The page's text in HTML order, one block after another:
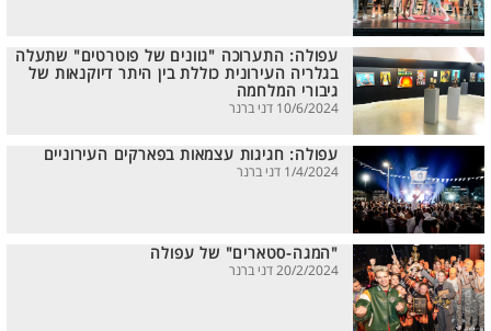
עפולה: התערוכה "גוונים של פוטרטים" שתעלה
בגלריה העירונית כוללת בין היתר דיוקנאות של
גיבורי המלחמה
10/6/2024 דני ברנר
עפולה: חגיגות עצמאות בפארקים העירוניים
1/4/2024 דני ברנר
"המגה-סטארים" של עפולה
20/2/2024 דני ברנר